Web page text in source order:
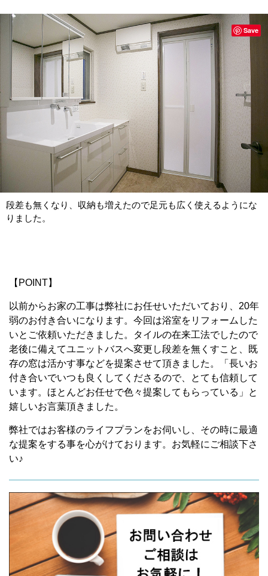
段差も無くなり、収納も増えたので足元も広く使えるようにな
りました。
Save
【POINT】
以前からお家の工事は弊社にお任せいただいており、20年
弱のお付き合いになります。今回は浴室をリフォームした
いとご依頼いただきました。タイルの在来工法でしたので
老後に備えてユニットバスへ変更し段差を無くすこと、既
存の窓は活かす事などを提案させて頂きました。「長いお
付き合いでいつも良くしてくださるので、とても信頼して
います。ほとんどお任せで色々提案してもらっている」と
嬉しいお言葉頂きました。
弊社ではお客様のライフプランをお伺いし、その時に最適
な提案をする事を心がけております。お気軽にご相談下さ
い♪